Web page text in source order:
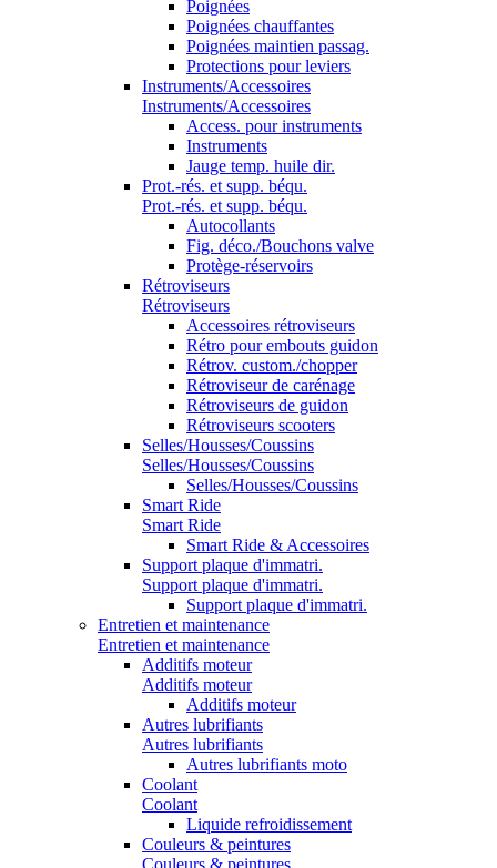
Poignées
Poignées chauffantes
Poignées maintien passag.
Protections pour leviers
Instruments/Accessoires
Instruments/Accessoires
Access. pour instruments
Instruments
Jauge temp. huile dir.
Prot.-rés. et supp. béqu.
Prot.-rés. et supp. béqu.
Autocollants
Fig. déco./Bouchons valve
Protège-réservoirs
Rétroviseurs
Rétroviseurs
Accessoires rétroviseurs
Rétro pour embouts guidon
Rétrov. custom./chopper
Rétroviseur de carénage
Rétroviseurs de guidon
Rétroviseurs scooters
Selles/Housses/Coussins
Selles/Housses/Coussins
Selles/Housses/Coussins
Smart Ride
Smart Ride
Smart Ride & Accessoires
Support plaque d'immatri.
Support plaque d'immatri.
Support plaque d'immatri.
Entretien et maintenance
Entretien et maintenance
Additifs moteur
Additifs moteur
Additifs moteur
Autres lubrifiants
Autres lubrifiants
Autres lubrifiants moto
Coolant
Coolant
Liquide refroidissement
Couleurs & peintures